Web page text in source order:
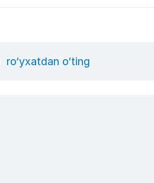
ro‘yxatdan o‘ting